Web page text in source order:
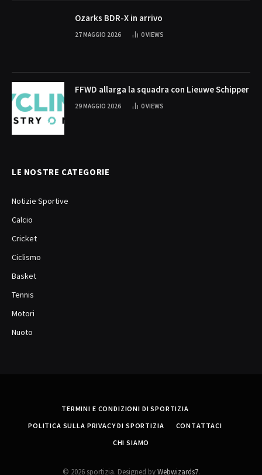
Ozarks BDR-X in arrivo
27 MAGGIO 2026 0VIEWS
FFWD allarga la squadra con Lieuwe Schipper
29 MAGGIO 2026 0VIEWS
LE NOSTRE CATEGORIE
Notizie Sportive
Calcio
Cricket
Ciclismo
Basket
Tennis
Motori
Nuoto
TERMINI E CONDIZIONI DI SPORTIZIA
POLITICA SULLA PRIVACY DI SPORTIZIA
CONTATTACI
CHI SIAMO
© 2026 sportizia. Designed byWebwizards7.